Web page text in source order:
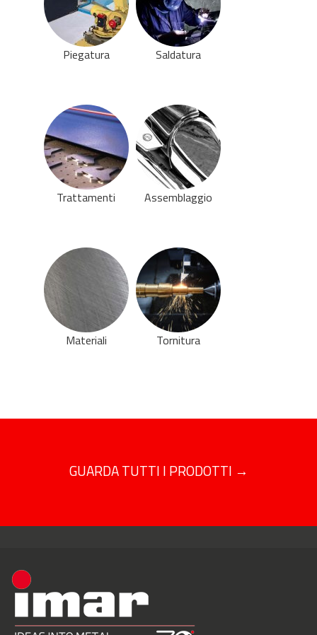
Piegatura Saldatura
Trattamenti Assemblaggio
Materiali Tornitura
GUARDA TUTTI I PRODOTTI →